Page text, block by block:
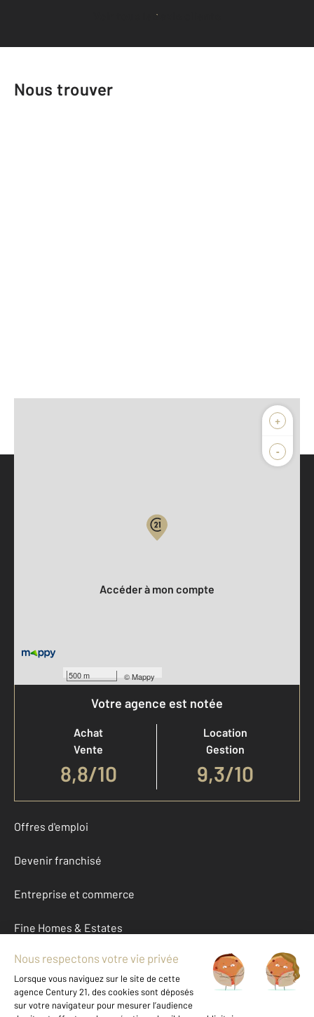
Voir tous les avis clients
Nous trouver
+
-
500 m ©Mappy
Accéder à mon compte
Votre agence est notée
Achat
Vente
8,8/10
Location
Gestion
9,3/10
Offres d'emploi
Devenir franchisé
Entreprise et commerce
Fine Homes & Estates
À propos
International